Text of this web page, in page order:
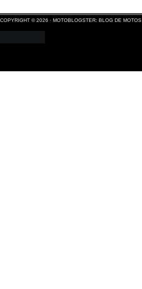
COPYRIGHT © 2026 · MOTOBLOGSTER: BLOG DE MOTOS